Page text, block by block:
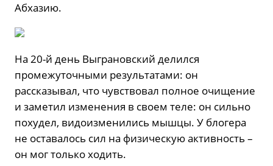
Абхазию.
На 20-й день Выграновский делился
промежуточными результатами: он
рассказывал, что чувствовал полное очищение
и заметил изменения в своем теле: он сильно
похудел, видоизменились мышцы. У блогера
не оставалось сил на физическую активность –
он мог только ходить.